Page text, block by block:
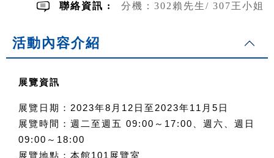
聯絡資訊 : 分機：302賴先生/ 307王小姐
活動內容介紹
展覽資訊
展覽日期：2023年8月12日至2023年11月5日
展覽時間：週二至週五 09:00～17:00、週六、週日
09:00～18:00
展覽地點：本館101展覽室